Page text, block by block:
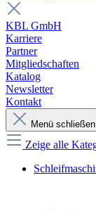
KBL GmbH
Karriere
Partner
Mitgliedschaften
Katalog
Newsletter
Kontakt
Menü schließen
Zeige alle